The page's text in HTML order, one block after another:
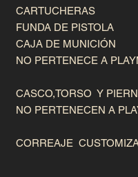
CARTUCHERAS
FUNDA DE PISTOLA
CAJA DE MUNICIÓN
NO PERTENECE A
CASCO,TORSO  Y
NO PERTENECEN A
CORREAJE